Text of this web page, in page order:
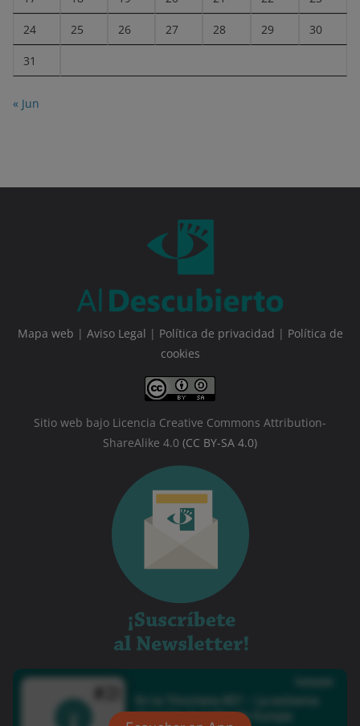
24 25 26 27 28 29 30
31
« Jun
Mapa web | Aviso Legal | Política de privacidad | Política de
cookies
Sitio web bajo Licencia Creative Commons Attribution-
ShareAlike 4.0 (CC BY-SA 4.0)